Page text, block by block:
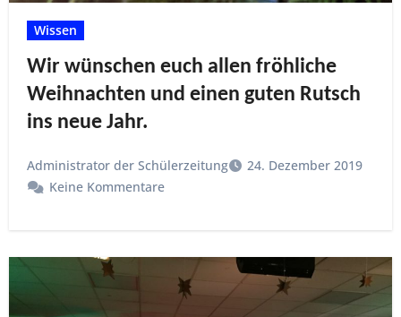
Wissen
Wir wünschen euch allen fröhliche
Weihnachten und einen guten Rutsch
ins neue Jahr.
Administrator der Schülerzeitung
24. Dezember 2019
Keine Kommentare